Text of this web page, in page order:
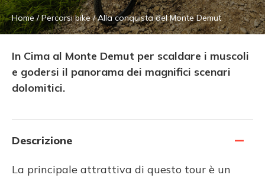
Home/Percorsi bike/Alla conquista del Monte Demut
In Cima al Monte Demut per scaldare i muscoli
e godersi il panorama dei magnifici scenari
dolomitici.
Descrizione
La principale attrattiva di questo tour è un